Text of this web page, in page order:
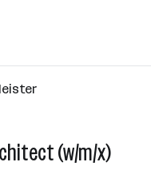
(w/m/x)